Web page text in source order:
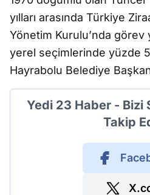
yılları arasında Türkiye
Yönetim Kurulu’nda görev
yerel seçimlerinde yüzde
Hayrabolu Belediye
Yedi 23 Haber - Bizi
Takip